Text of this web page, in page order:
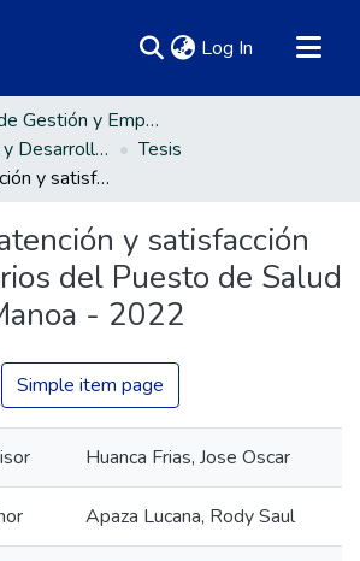
Log In (current)
Facultad de Gestión y Emprendimiento Empresarial
Gestión Pública y Desarrollo Social
Tesis
Calidad de atención y satisfacción de los usuarios del Puesto de Salud de Puerto Manoa - 2022
y satisfacción
del Puesto de Salud
- 2022
Simple item page
Huanca Frias, Jose Oscar
Apaza Lucana, Rody Saul